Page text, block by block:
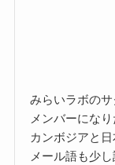
みらいラボのサ
メンバーにな
カンボジアと
メール語も少